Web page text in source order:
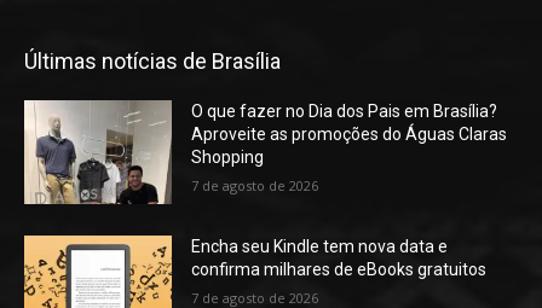
Últimas notícias de Brasília
O que fazer no Dia dos Pais em Brasília?
Aproveite as promoções do Águas Claras
Shopping
7 de agosto de 2026
Encha seu Kindle tem nova data e
confirma milhares de eBooks gratuitos
7 de agosto de 2026